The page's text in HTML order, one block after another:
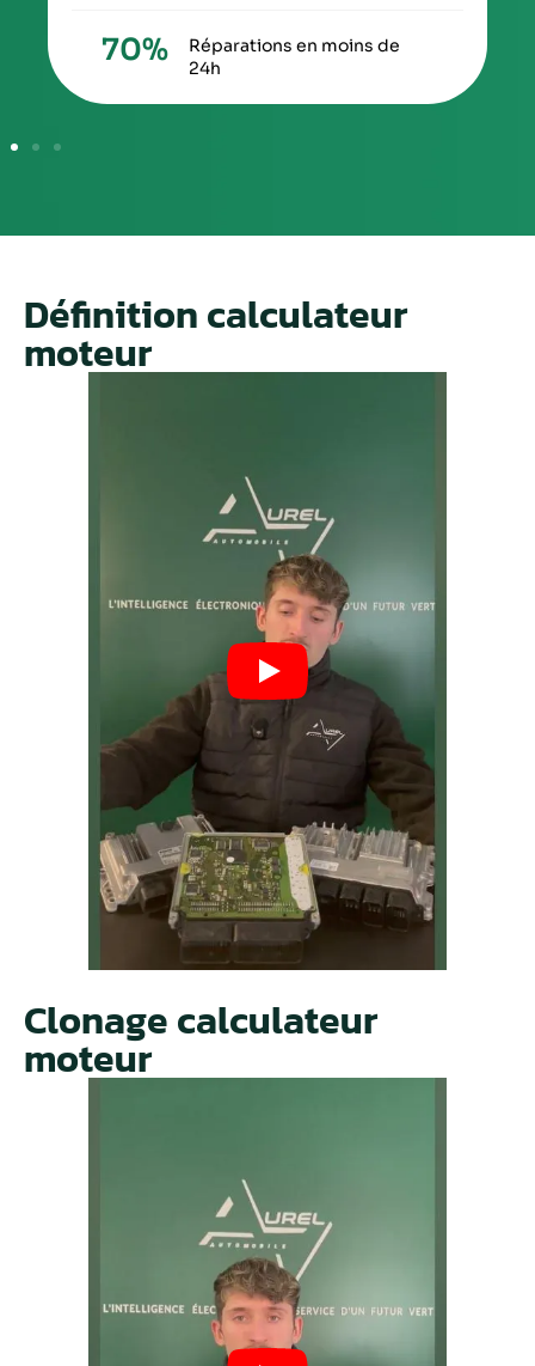
Réparations en moins de
24h
70%
Définition calculateur
moteur
Clonage calculateur
moteur